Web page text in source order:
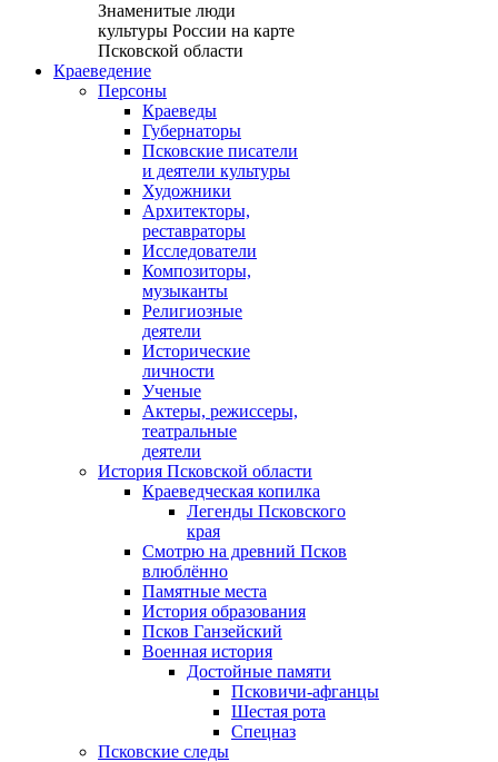
Знаменитые люди
культуры России на карте
Псковской области
Краеведение
Персоны
Краеведы
Губернаторы
Псковские писатели
и деятели культуры
Художники
Архитекторы,
реставраторы
Исследователи
Композиторы,
музыканты
Религиозные
деятели
Исторические
личности
Ученые
Актеры, режиссеры,
театральные
деятели
История Псковской области
Краеведческая копилка
Легенды Псковского
края
Смотрю на древний Псков
влюблённо
Памятные места
История образования
Псков Ганзейский
Военная история
Достойные памяти
Псковичи-афганцы
Шестая рота
Спецназ
Псковские следы